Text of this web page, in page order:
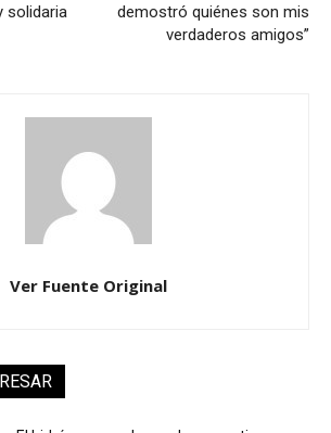
solidaria
demostró quiénes son mis
verdaderos amigos”
Ver Fuente Original